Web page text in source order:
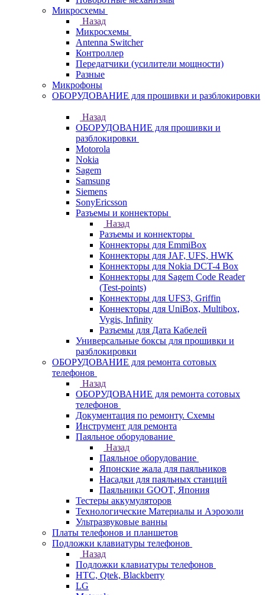
Микросхемы
Назад
Микросхемы
Antenna Switcher
Контроллер
Передатчики (усилители мощности)
Разные
Микрофоны
ОБОРУДОВАНИЕ для прошивки и разблокировки
Назад
ОБОРУДОВАНИЕ для прошивки и
разблокировки
Motorola
Nokia
Sagem
Samsung
Siemens
SonyEricsson
Разъемы и коннекторы
Назад
Разъемы и коннекторы
Коннекторы для EmmiBox
Коннекторы для JAF, UFS, HWK
Коннекторы для Nokia DCT-4 Box
Коннекторы для Sagem Code Reader
(Test-points)
Коннекторы для UFS3, Griffin
Коннекторы для UniBox, Multibox,
Vygis, Infinity
Разъемы для Дата Кабелей
Универсальные боксы для прошивки и
разблокировки
ОБОРУДОВАНИЕ для ремонта сотовых
телефонов
Назад
ОБОРУДОВАНИЕ для ремонта сотовых
телефонов
Документация по ремонту. Схемы
Инструмент для ремонта
Паяльное оборудование
Назад
Паяльное оборудование
Японские жала для паяльников
Насадки для паяльных станций
Паяльники GOOT, Япония
Тестеры аккумуляторов
Технологические Материалы и Аэрозоли
Ультразвуковые ванны
Платы телефонов и планшетов
Подложки клавиатуры телефонов
Назад
Подложки клавиатуры телефонов
HTC, Qtek, Blackberry
LG